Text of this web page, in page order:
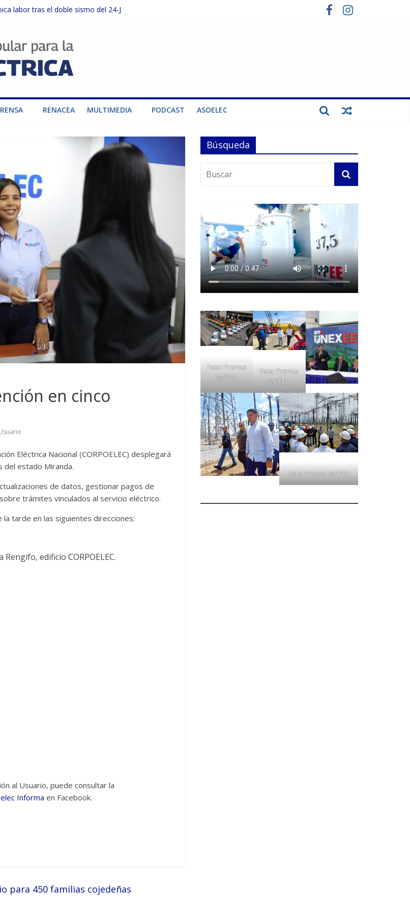
labor tras el doble sismo del 24-J
fortalecer el SEN ante el «Súper Niño»
en Carabobo
ante el fenómeno de El Niño
para fortalecer el SEN
RENACEA MULTIMEDIA PODCAST ASOELEC
en cinco
Eléctrica Nacional (CORPOELEC) desplegará
del estado Miranda.
de datos, gestionar pagos de
trámites vinculados al servicio eléctrico.
la tarde en las siguientes direcciones:
edificio CORPOELEC.
al Usuario, puede consultar la
Informa en Facebook.
para 450 familias cojedeñas
Búsqueda
Foto: Prensa
MPPEE
Foto: Prensa
MPPEE
Foto: Prensa MPPEE